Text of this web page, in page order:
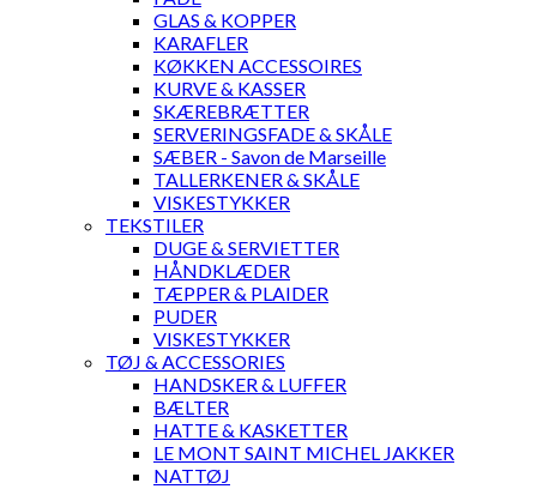
GLAS & KOPPER
KARAFLER
KØKKEN ACCESSOIRES
KURVE & KASSER
SKÆREBRÆTTER
SERVERINGSFADE & SKÅLE
SÆBER - Savon de Marseille
TALLERKENER & SKÅLE
VISKESTYKKER
TEKSTILER
DUGE & SERVIETTER
HÅNDKLÆDER
TÆPPER & PLAIDER
PUDER
VISKESTYKKER
TØJ & ACCESSORIES
HANDSKER & LUFFER
BÆLTER
HATTE & KASKETTER
LE MONT SAINT MICHEL JAKKER
NATTØJ